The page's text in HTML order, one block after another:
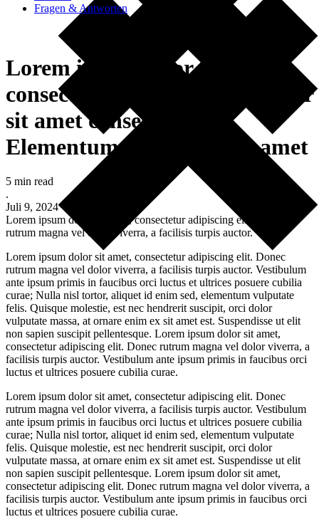
Fragen & Antworten
Lorem ipsum dolor sit amet
consectetur. Lorem ipsum dolor
sit amet consectetur.
Elementum rism dolor sit amet
5 min read
.
Juli 9, 2024
Lorem ipsum dolor sit amet, consectetur adipiscing elit. Donec
rutrum magna vel dolor viverra, a facilisis turpis auctor.
Lorem ipsum dolor sit amet, consectetur adipiscing elit. Donec
rutrum magna vel dolor viverra, a facilisis turpis auctor. Vestibulum
ante ipsum primis in faucibus orci luctus et ultrices posuere cubilia
curae; Nulla nisl tortor, aliquet id enim sed, elementum vulputate
felis. Quisque molestie, est nec hendrerit suscipit, orci dolor
vulputate massa, at ornare enim ex sit amet est. Suspendisse ut elit
non sapien suscipit pellentesque. Lorem ipsum dolor sit amet,
consectetur adipiscing elit. Donec rutrum magna vel dolor viverra, a
facilisis turpis auctor. Vestibulum ante ipsum primis in faucibus orci
luctus et ultrices posuere cubilia curae.
Lorem ipsum dolor sit amet, consectetur adipiscing elit. Donec
rutrum magna vel dolor viverra, a facilisis turpis auctor. Vestibulum
ante ipsum primis in faucibus orci luctus et ultrices posuere cubilia
curae; Nulla nisl tortor, aliquet id enim sed, elementum vulputate
felis. Quisque molestie, est nec hendrerit suscipit, orci dolor
vulputate massa, at ornare enim ex sit amet est. Suspendisse ut elit
non sapien suscipit pellentesque. Lorem ipsum dolor sit amet,
consectetur adipiscing elit. Donec rutrum magna vel dolor viverra, a
facilisis turpis auctor. Vestibulum ante ipsum primis in faucibus orci
luctus et ultrices posuere cubilia curae.